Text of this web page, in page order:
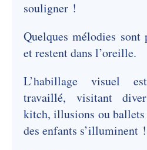
souligner !
Quelques mélodies sont
et restent dans l’oreille.
L’habillage visuel
travaillé, visitant
kitch, illusions ou
des enfants s’illuminent